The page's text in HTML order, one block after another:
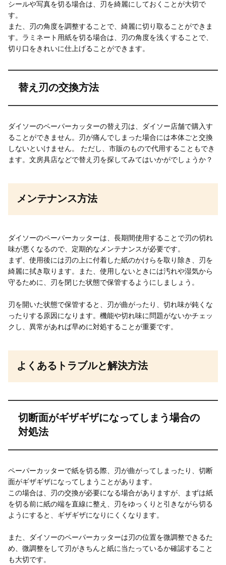
シールや写真を切る場合は、刃を綺麗にしておくことが大切で
す。
また、刃の角度を調整することで、綺麗に切り取ることができま
す。ラミネート用紙を切る場合は、刃の角度を浅くすることで、
切り口をきれいに仕上げることができます。
替え刃の交換方法
ダイソーのペーパーカッターの替え刃は、ダイソー店舗で購入す
ることができません。刃が痛んでしまった場合には本体ごと交換
しないといけません。 ただし、市販のもので代用することもでき
ます。文房具店などで替え刃を探してみてはいかがでしょうか？
メンテナンス方法
ダイソーのペーパーカッターは、長期間使用することで刃の切れ
味が悪くなるので、定期的なメンテナンスが必要です。
まず、使用後には刃の上に付着した紙のかけらを取り除き、刃を
綺麗に拭き取ります。また、使用しないときには汚れや湿気から
守るために、刃を閉じた状態で保管するようにしましょう。
刃を開いた状態で保管すると、刃が曲がったり、切れ味が鈍くな
ったりする原因になります。機能や切れ味に問題がないかチェッ
クし、異常があれば早めに対処することが重要です。
よくあるトラブルと解決方法
切断面がギザギザになってしまう場合の
対処法
ペーパーカッターで紙を切る際、刃が曲がってしまったり、切断
面がギザギザになってしまうことがあります。
この場合は、刃の交換が必要になる場合がありますが、まずは紙
を切る前に紙の端を直線に整え、刃をゆっくりと引きながら切る
ようにすると、ギザギザになりにくくなります。
また、ダイソーのペーパーカッターは刃の位置を微調整できるた
め、微調整をして刃がきちんと紙に当たっているか確認すること
も大切です。